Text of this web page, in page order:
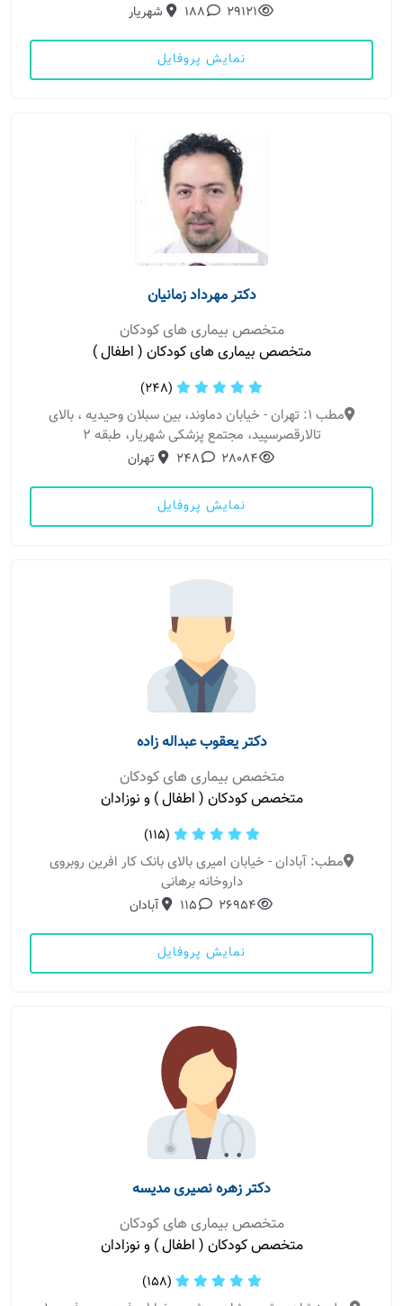
29121
188 شهریار
نمایش پروفایل
دکتر مهرداد زمانیان
متخصص بیماری های کودکان
متخصص بیماری های کودکان ( اطفال )
(248)
مطب 1: تهران - خیابان دماوند، بین سبلان وحیدیه ، بالای
تالارقصرسپید، مجتمع پزشکی شهریار، طبقه 2
28084
248 تهران
نمایش پروفایل
دکتر یعقوب عبداله زاده
متخصص بیماری های کودکان
متخصص کودکان ( اطفال ) و نوزادان
(115)
مطب: آبادان - خیابان امیری بالای بانک کار افرین روبروی
داروخانه برهانی
26954
115 آبادان
نمایش پروفایل
دکتر زهره نصیری مدیسه
متخصص بیماری های کودکان
متخصص کودکان ( اطفال ) و نوزادان
(158)